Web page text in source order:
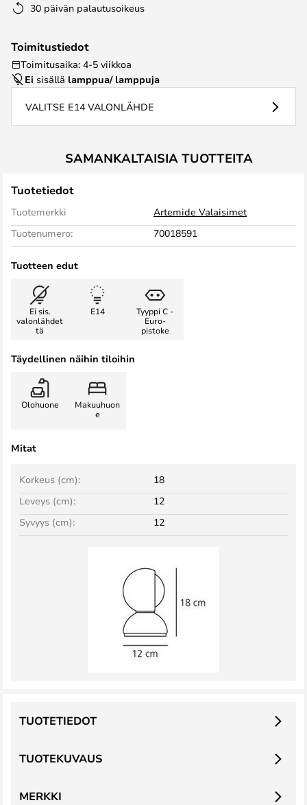
30 päivän palautusoikeus
Toimitustiedot
Toimitusaika: 4-5 viikkoa
Ei sisällä lamppua/ lamppuja
VALITSE E14 VALONLÄHDE
SAMANKALTAISIA TUOTTEITA
Tuotetiedot
Tuotemerkki
Artemide Valaisimet
Tuotenumero:
70018591
Tuotteen edut
Ei sis.
valonlähdet
tä
E14
Tyyppi C -
Euro-
pistoke
Täydellinen näihin tiloihin
Olohuone
Makuuhuon
e
Mitat
Leveys (cm): 12
Korkeus (cm): 18
Syvyys (cm): 12
TUOTEKUVAUS
TUOTETIEDOT
MERKKI